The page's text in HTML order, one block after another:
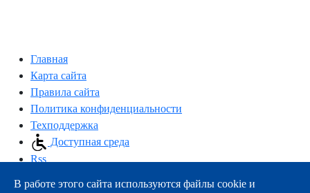
Главная
Карта сайта
Правила сайта
Политика конфиденциальности
Техподдержка
Доступная среда
Rss
163000, г.Архангельск, пр-т Троицкий, 51
В работе этого сайта используются файлы cookie и